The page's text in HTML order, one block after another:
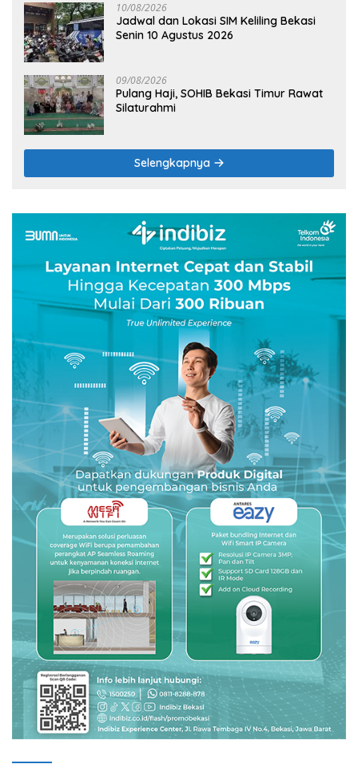
10/08/2026
Jadwal dan Lokasi SIM Keliling Bekasi
Senin 10 Agustus 2026
09/08/2026
Pulang Haji, SOHIB Bekasi Timur Rawat
Silaturahmi
Selengkapnya